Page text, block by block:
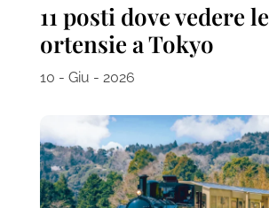
11 posti dove vedere le
ortensie a Tokyo
10 - Giu - 2026